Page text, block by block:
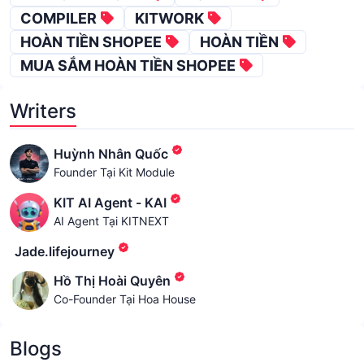
COMPILER
KITWORK
HOÀN TIỀN SHOPEE
HOÀN TIỀN
MUA SẮM HOÀN TIỀN SHOPEE
Writers
Huỳnh Nhân Quốc
Founder Tại Kit Module
KIT AI Agent - KAI
AI Agent Tại KITNEXT
Jade.lifejourney
Hồ Thị Hoài Quyên
Co-Founder Tại Hoa House
Blogs